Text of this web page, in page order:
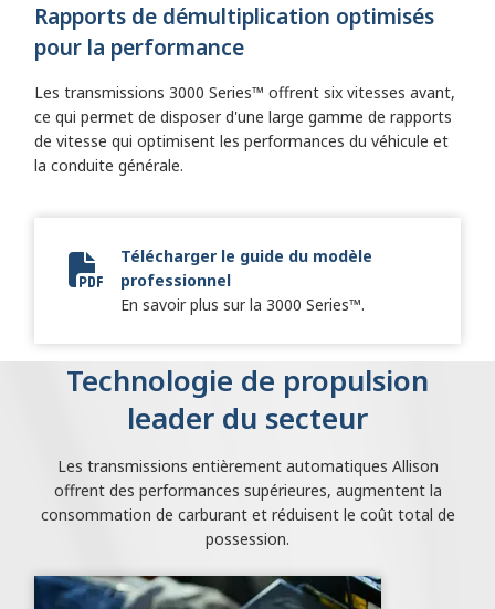
Rapports de démultiplication optimisés
pour la performance
Les transmissions 3000 Series™ offrent six vitesses avant,
ce qui permet de disposer d'une large gamme de rapports
de vitesse qui optimisent les performances du véhicule et
la conduite générale.
Vocational Model Guide Digital
Télécharger le guide du modèle
professionnel
En savoir plus sur la 3000 Series™.
Technologie de propulsion
leader du secteur
Les transmissions entièrement automatiques Allison
offrent des performances supérieures, augmentent la
consommation de carburant et réduisent le coût total de
possession.